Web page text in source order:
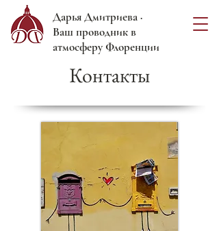
Дарья Дмитриева ·
Ваш проводник в
атмосферу Флоренции
Контакты